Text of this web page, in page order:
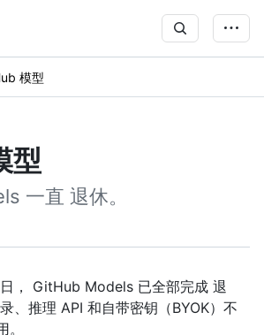
模型
型
一直 退休。
， GitHub Models 已全部完成 退
、推理 API 和自带密钥（BYOK）不